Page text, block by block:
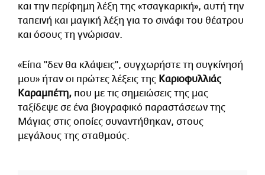
και την περίφημη λέξη της «τσαγκαρική», αυτή την
ταπεινή και μαγική λέξη για το σινάφι του θέατρου
και όσους τη γνώρισαν.
«Είπα "δεν θα κλάψεις", συγχωρήστε τη συγκίνησή
μου» ήταν οι πρώτες λέξεις της Καριοφυλλιάς
Καραμπέτη, που με τις σημειώσεις της μας
ταξίδεψε σε ένα βιογραφικό παραστάσεων της
Μάγιας στις οποίες συναντήθηκαν, στους
μεγάλους της σταθμούς.